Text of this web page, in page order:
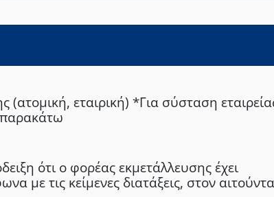
(ατομική, εταιρική) *Για σύσταση
παρακάτω
ότι ο φορέας εκμετάλλευσης έχει
με τις κείμενες διατάξεις, στον